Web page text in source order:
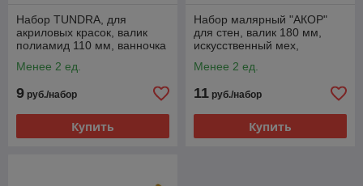
Набор TUNDRA, для
акриловых красок, валик
полиамид 110 мм, ванночка
Менее 2 ед.
9 руб./набор
Купить
Набор малярный "АКОР"
для стен, валик 180 мм,
искусственный мех,
1255233
Менее 2 ед.
11 руб./набор
Купить